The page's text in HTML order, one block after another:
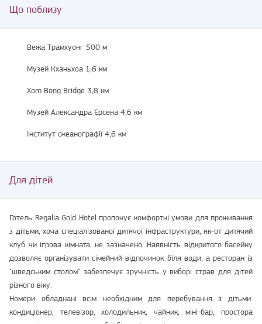
Що поблизу
Вежа Трамхуонг 500 м
Музей Кханьхоа 1,6 км
Xom Bong Bridge 3,8 км
Музей Александра Єрсена 4,6 км
Інститут океанографії 4,6 км
Для дітей
Готель Regalia Gold Hotel пропонує комфортні умови для проживання
з дітьми, хоча спеціалізованої дитячої інфраструктури, як-от дитячий
клуб чи ігрова кімната, не зазначено. Наявність відкритого басейну
дозволяє організувати сімейний відпочинок біля води, а ресторан із
"шведським столом" забезпечує зручність у виборі страв для дітей
різного віку.
Номери обладнані всім необхідним для перебування з дітьми:
кондиціонер, телевізор, холодильник, чайник, міні-бар, простора